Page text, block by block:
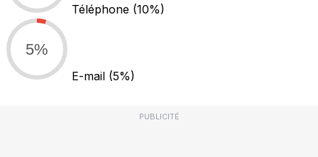
Téléphone (10%)
5%
E-mail (5%)
PUBLICITÉ